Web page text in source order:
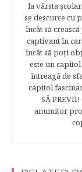
la vârsta
se descurce cu
încât să
captivant în
încât să poţi
este un
întreagă de
capitol
SĂ
anumitor